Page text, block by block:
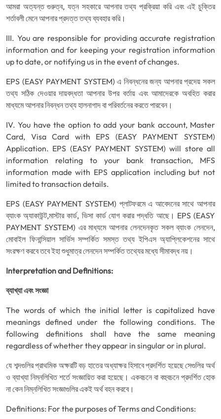
আমরা অত্যন্ত গুরুত্ব, যত্ন সহকারে আপনার তথ্য প্রক্রিয়া করি এবং এই চুক্তির
শর্তাবলী মেনে আপনার প্রদত্ত তথ্য ব্যবহার করি।
III. You are responsible for providing accurate registration
information and for keeping your registration information
up to date, or notifying us in the event of changes.
EPS (EASY PAYMENT SYSTEM) এ নিবন্ধনের জন্য আপনার প্রদেয় সকল
তথ্য সঠিক দেওয়ার দায়বদ্ধতা আপনার উপর বর্তায় এবং আমাদেরকে অবহিত করার
মাধ্যমে আপনার নিবন্ধন তথ্য হালনাগাদ বা পরিবর্তনের করতে পারবেন।
IV. You have the option to add your bank account, Master
Card, Visa Card with EPS (EASY PAYMENT SYSTEM)
Application. EPS (EASY PAYMENT SYSTEM) will store all
information relating to your bank transaction, MFS
information made with EPS application including but not
limited to transaction details.
EPS (EASY PAYMENT SYSTEM) প্লাটফরমে এ আবেদনের সাথে আপনার
ব্যাংক অ্যাকাউন্ট,মাস্টার কার্ড, ভিসা কার্ড যোগ করার পদ্ধতি আছে। EPS (EASY
PAYMENT SYSTEM) এর মাধ্যমে আপনার লেনদেনকৃত সকল ব্যাংক লেনদেন,
মোবাইল ফিনান্সিয়াল সার্ভিস সম্পর্কিত সমস্ত তথ্য ইপিএস অ্যাপ্লিকেশনের সাথে
সংরক্ষণ করবে তবে ইহা শুধুমাত্র লেনদেন সম্পর্কিত তথ্যের মধ্যে সীমাবদ্ধ নয়।
Interpretation and Definitions:
ব্যাখ্যা এবং সংজ্ঞা
The words of which the initial letter is capitalized have
meanings defined under the following conditions. The
following definitions shall have the same meaning
regardless of whether they appear in singular or in plural.
যে শব্দগুলির প্রাথমিক অক্ষরটি বড় হাতের অধ্যাক্ষর হিসাবে প্রদর্শিত হয়েছে সেগুলির অর্থ
ও ব্যাখ্যা নিম্নলিখিত শর্তে সংজ্ঞায়িত করা হয়েছে। একবচনে বা বহুবচনে প্রদর্শিত হোক
না কেন নিম্নলিখিত সংজ্ঞাগুলির একই অর্থ বহন করবে।
Definitions: For the purposes of Terms and Conditions: